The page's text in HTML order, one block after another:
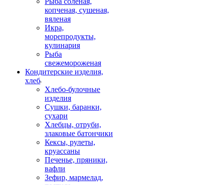
копченая, сушеная,
вяленая
Икра,
морепродукты,
кулинария
Рыба
свежемороженая
Кондитерские изделия,
хлеб
Хлебо-булочные
изделия
Сушки, баранки,
сухари
Хлебцы, отруби,
злаковые батончики
Кексы, рулеты,
круассаны
Печенье, пряники,
вафли
Зефир, мармелад,